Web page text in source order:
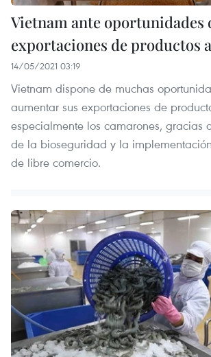
Vietnam ante oportunidades
exportaciones de productos
14/05/2021 03:19
Vietnam dispone de muchas
aumentar sus exportaciones de
especialmente los camarones, gracias
de la bioseguridad y la
de libre comercio.